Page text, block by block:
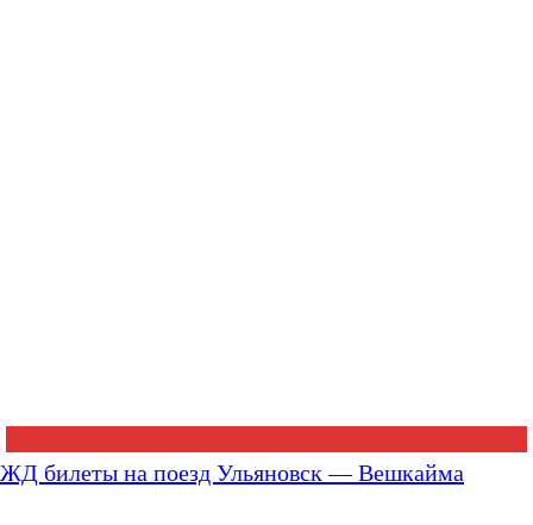
ЖД билеты на поезд Ульяновск — Вешкайма